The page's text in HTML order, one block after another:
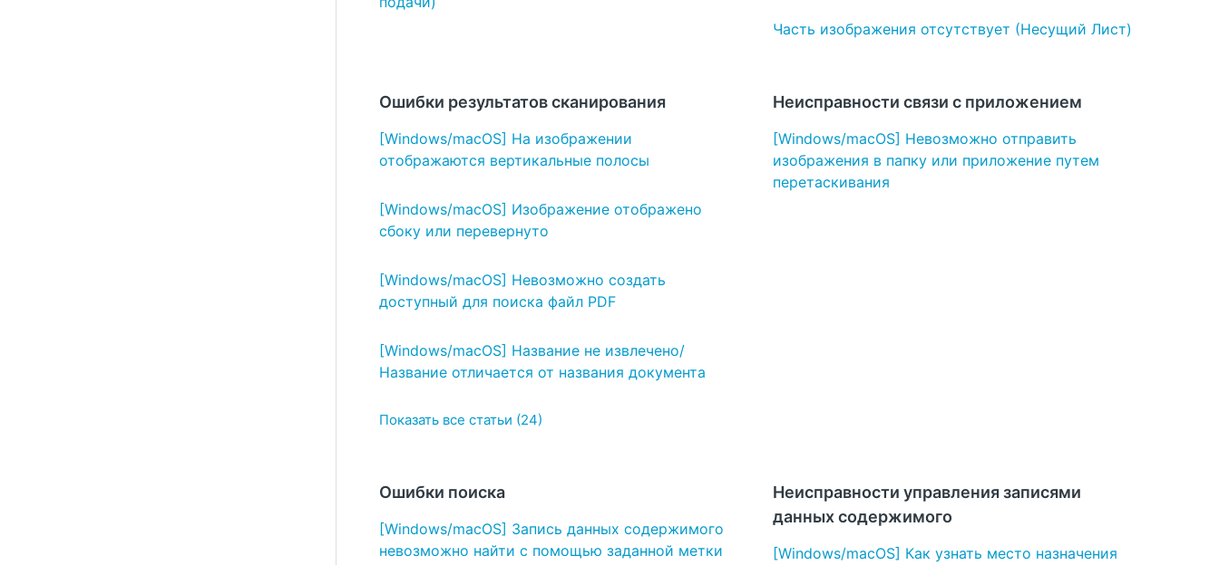
Часть изображения отсутствует (Несущий Лист)
Ошибки результатов сканирования
[Windows/macOS] На изображении
отображаются вертикальные полосы
[Windows/macOS] Изображение отображено
сбоку или перевернуто
[Windows/macOS] Невозможно создать
доступный для поиска файл PDF
[Windows/macOS] Название не извлечено/
Название отличается от названия документа
Показать все статьи (24)
Неисправности связи с приложением
[Windows/macOS] Невозможно отправить
изображения в папку или приложение путем
перетаскивания
Ошибки поиска
[Windows/macOS] Запись данных содержимого
невозможно найти с помощью заданной метки
Неисправности управления записями
данных содержимого
[Windows/macOS] Как узнать место назначения